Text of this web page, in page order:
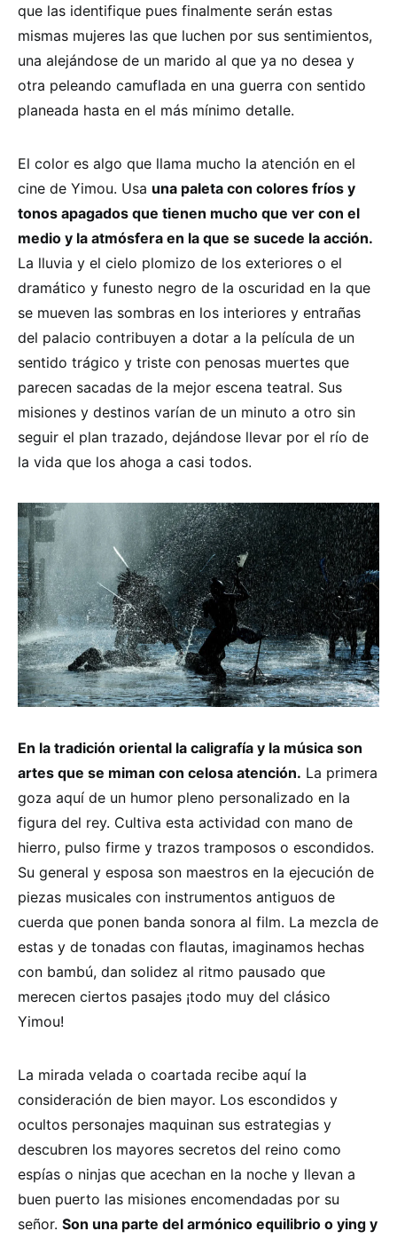
que las identifique pues finalmente serán estas
mismas mujeres las que luchen por sus sentimientos,
una alejándose de un marido al que ya no desea y
otra peleando camuflada en una guerra con sentido
planeada hasta en el más mínimo detalle.
El color es algo que llama mucho la atención en el
cine de Yimou. Usa una paleta con colores fríos y
tonos apagados que tienen mucho que ver con el
medio y la atmósfera en la que se sucede la acción.
La lluvia y el cielo plomizo de los exteriores o el
dramático y funesto negro de la oscuridad en la que
se mueven las sombras en los interiores y entrañas
del palacio contribuyen a dotar a la película de un
sentido trágico y triste con penosas muertes que
parecen sacadas de la mejor escena teatral. Sus
misiones y destinos varían de un minuto a otro sin
seguir el plan trazado, dejándose llevar por el río de
la vida que los ahoga a casi todos.
En la tradición oriental la caligrafía y la música son
artes que se miman con celosa atención. La primera
goza aquí de un humor pleno personalizado en la
figura del rey. Cultiva esta actividad con mano de
hierro, pulso firme y trazos tramposos o escondidos.
Su general y esposa son maestros en la ejecución de
piezas musicales con instrumentos antiguos de
cuerda que ponen banda sonora al film. La mezcla de
estas y de tonadas con flautas, imaginamos hechas
con bambú, dan solidez al ritmo pausado que
merecen ciertos pasajes ¡todo muy del clásico
Yimou!
La mirada velada o coartada recibe aquí la
consideración de bien mayor. Los escondidos y
ocultos personajes maquinan sus estrategias y
descubren los mayores secretos del reino como
espías o ninjas que acechan en la noche y llevan a
buen puerto las misiones encomendadas por su
señor. Son una parte del armónico equilibrio o ying y